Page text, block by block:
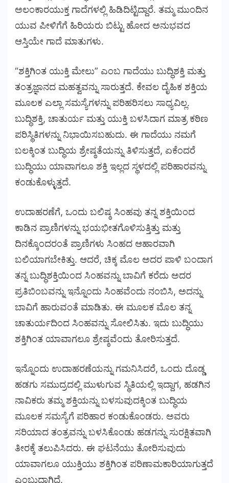
ಅಲಂಕಾರಯುಕ್ತ ಗಾದೆಗಳಲ್ಲಿ ಹಿಡಿದಿಟ್ಟಿದ್ದಾರೆ. ತಮ್ಮ ಮುಂದಿನ
ಯುವ ಪೀಳಿಗೆಗೆ ಹಿರಿಯರು ಬಿಟ್ಟು ಹೋದ ಅನುಭವದ
ಆಸ್ತಿಯೇ ಗಾದೆ ಮಾತುಗಳು.
“ಶಕ್ತಿಗಿಂತ ಯುಕ್ತಿ ಮೇಲು” ಎಂಬ ಗಾದೆಯು ಬುದ್ಧಿಶಕ್ತಿ ಮತ್ತು
ತಂತ್ರಜ್ಞಾನದ ಮಹತ್ವವನ್ನು ಸಾರುತ್ತದೆ. ಕೇವಲ ದೈಹಿಕ ಶಕ್ತಿಯ
ಮೂಲಕ ಎಲ್ಲಾ ಸಮಸ್ಯೆಗಳನ್ನು ಪರಿಹರಿಸಲು ಸಾಧ್ಯವಿಲ್ಲ.
ಬುದ್ಧಿಶಕ್ತಿ, ಚಾತುರ್ಯ ಮತ್ತು ಯುಕ್ತಿ ಬಳಸಿದಾಗ ಮಾತ್ರ ಕಠಿಣ
ಪರಿಸ್ಥಿತಿಗಳನ್ನು ನಿಭಾಯಿಸಬಹುದು. ಈ ಗಾದೆಯು ನಮಗೆ
ಬಲಕ್ಕಿಂತ ಬುದ್ಧಿಯ ಶ್ರೇಷ್ಠತೆಯನ್ನು ತಿಳಿಸುತ್ತದೆ, ಏಕೆಂದರೆ
ಬುದ್ಧಿಯು ಯಾವಾಗಲೂ ಶಕ್ತಿ ಇಲ್ಲದ ಸ್ಥಳದಲ್ಲಿ ಪರಿಹಾರವನ್ನು
ಕಂಡುಕೊಳ್ಳುತ್ತದೆ.
ಉದಾಹರಣೆಗೆ, ಒಂದು ಬಲಿಷ್ಠ ಸಿಂಹವು ತನ್ನ ಶಕ್ತಿಯಿಂದ
ಕಾಡಿನ ಪ್ರಾಣಿಗಳನ್ನು ಭಯಭೀತಗೊಳಿಸುತ್ತಿತ್ತು ಮತ್ತು
ದಿನಕ್ಕೊಂದರಂತೆ ಪ್ರಾಣಿಗಳು ಸಿಂಹದ ಆಹಾರವಾಗಿ
ಬಲಿಯಾಗಬೇಕಿತ್ತು. ಆದರೆ, ಚಿಕ್ಕ ಮೊಲ ಅದರ ಪಾಳಿ ಬಂದಾಗ
ತನ್ನ ಬುದ್ಧಿಶಕ್ತಿಯಿಂದ ಸಿಂಹವನ್ನು ಬಾವಿಗೆ ಕರೆದು ಅದರ
ಪ್ರತಿಬಿಂಬವನ್ನು ಇನ್ನೊಂದು ಸಿಂಹವೆಂದು ನಂಬಿಸಿ, ಅದನ್ನು
ಬಾವಿಗೆ ಹಾರುವಂತೆ ಮಾಡಿತು. ಈ ಮೂಲಕ ಮೊಲ ತನ್ನ
ಚಾತುರ್ಯದಿಂದ ಸಿಂಹವನ್ನು ಸೋಲಿಸಿತು. ಇದು ಬುದ್ಧಿಯು
ಶಕ್ತಿಗಿಂತ ಯಾವಾಗಲೂ ಶ್ರೇಷ್ಠವೆಂದು ತೋರಿಸುತ್ತದೆ.
ಇನ್ನೊಂದು ಉದಾಹರಣೆಯನ್ನು ಗಮನಿಸಿದರೆ, ಒಂದು ದೊಡ್ಡ
ಹಡಗು ಸಮುದ್ರದಲ್ಲಿ ಮುಳುಗುವ ಸ್ಥಿತಿಯಲ್ಲಿ ಇದ್ದಾಗ, ಹಡಗಿನ
ನಾವಿಕರು ತಮ್ಮ ಶಕ್ತಿಯನ್ನು ಬಳಸುವುದಕ್ಕಿಂತ ಬುದ್ಧಿಯ
ಮೂಲಕ ಸಮಸ್ಯೆಗೆ ಪರಿಹಾರ ಕಂಡುಕೊಂಡರು. ಅವರು
ಸರಿಯಾದ ತಂತ್ರವನ್ನು ಬಳಸಿಕೊಂಡು ಹಡಗನ್ನು ಸುರಕ್ಷಿತವಾಗಿ
ತೀರಕ್ಕೆ ತಲುಪಿಸಿದರು. ಈ ಘಟನೆಯು ತೋರಿಸುವುದು
ಯಾವಾಗಲೂ ಯುಕ್ತಿಯು ಶಕ್ತಿಗಿಂತ ಪರಿಣಾಮಕಾರಿಯಾಗುತ್ತದೆ
ಎಂಬುದಾಗಿದೆ.